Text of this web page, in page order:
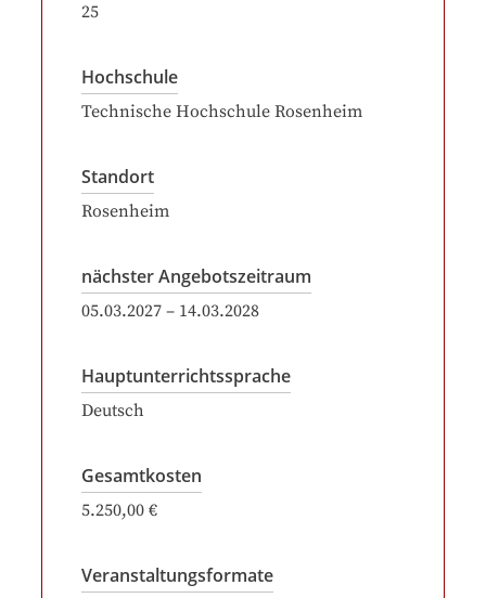
25
Hochschule
Technische Hochschule Rosenheim
Standort
Rosenheim
nächster Angebotszeitraum
05.03.2027 – 14.03.2028
Hauptunterrichtssprache
Deutsch
Gesamtkosten
5.250,00 €
Veranstaltungsformate